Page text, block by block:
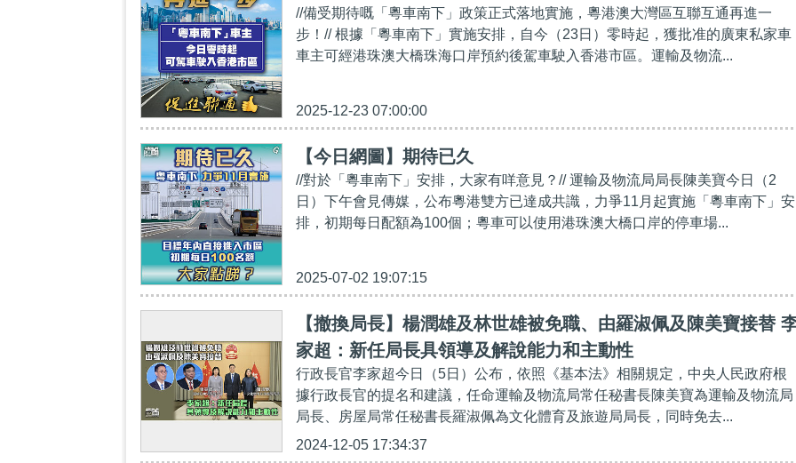
//備受期待嘅「粵車南下」政策正式落地實施，粵港澳大灣區互聯互通再進一
步！// 根據「粵車南下」實施安排，自今（23日）零時起，獲批准的廣東私家車
車主可經港珠澳大橋珠海口岸預約後駕車駛入香港市區。運輸及物流...
2025-12-23 07:00:00
【今日網圖】期待已久
//對於「粵車南下」安排，大家有咩意見？// 運輸及物流局局長陳美寶今日（2
日）下午會見傳媒，公布粵港雙方已達成共識，力爭11月起實施「粵車南下」安
排，初期每日配額為100個；粵車可以使用港珠澳大橋口岸的停車場...
2025-07-02 19:07:15
【撤換局長】楊潤雄及林世雄被免職、由羅淑佩及陳美寶接替
家超：新任局長具領導及解說能力和主動性
行政長官李家超今日（5日）公布，依照《基本法》相關規定，中央人民政府根
據行政長官的提名和建議，任命運輸及物流局常任秘書長陳美寶為運輸及物流局
局長、房屋局常任秘書長羅淑佩為文化體育及旅遊局局長，同時免去...
2024-12-05 17:34:37